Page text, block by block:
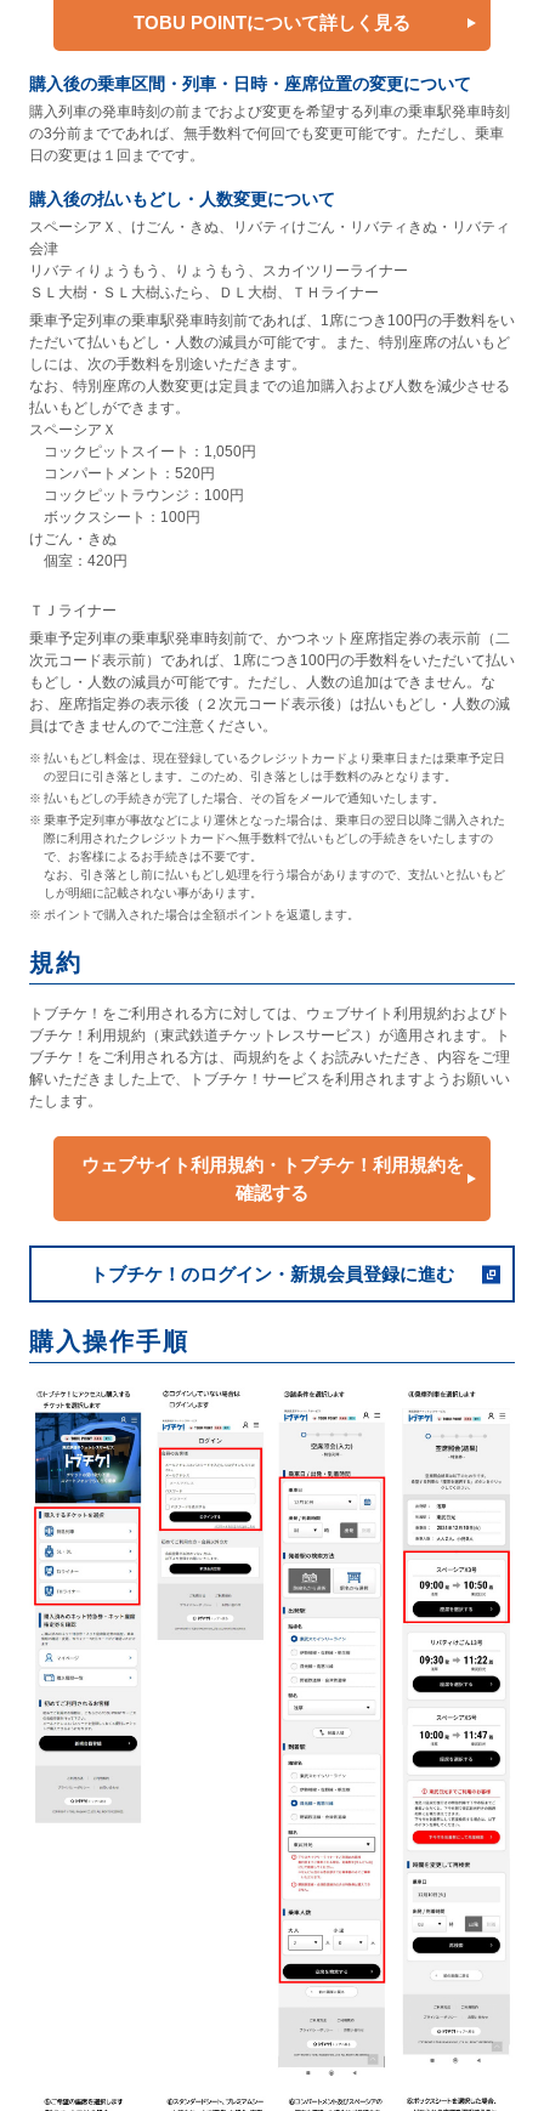
TOBU POINTについて詳しく見る
購入後の乗車区間・列車・日時・座席位置の変更について
購入列車の発車時刻の前までおよび変更を希望する列車の乗車駅発車時刻
の3分前までであれば、無手数料で何回でも変更可能です。ただし、乗車
日の変更は１回までです。
購入後の払いもどし・人数変更について
スペーシアＸ、けごん・きぬ、リバティけごん・リバティきぬ・リバティ
会津
リバティりょうもう、りょうもう、スカイツリーライナー
ＳＬ大樹・ＳＬ大樹ふたら、ＤＬ大樹、ＴＨライナー
乗車予定列車の乗車駅発車時刻前であれば、1席につき100円の手数料をい
ただいて払いもどし・人数の減員が可能です。また、特別座席の払いもど
しには、次の手数料を別途いただきます。
なお、特別座席の人数変更は定員までの追加購入および人数を減少させる
払いもどしができます。
スペーシアＸ
コックピットスイート：1,050円
コンパートメント：520円
コックピットラウンジ：100円
ボックスシート：100円
けごん・きぬ
個室：420円
ＴＪライナー
乗車予定列車の乗車駅発車時刻前で、かつネット座席指定券の表示前（二
次元コード表示前）であれば、1席につき100円の手数料をいただいて払い
もどし・人数の減員が可能です。ただし、人数の追加はできません。な
お、座席指定券の表示後（２次元コード表示後）は払いもどし・人数の減
員はできませんのでご注意ください。
払いもどし料金は、現在登録しているクレジットカードより乗車日または乗車予定日
の翌日に引き落とします。このため、引き落としは手数料のみとなります。
払いもどしの手続きが完了した場合、その旨をメールで通知いたします。
乗車予定列車が事故などにより運休となった場合は、乗車日の翌日以降ご購入された
際に利用されたクレジットカードへ無手数料で払いもどしの手続きをいたしますの
で、お客様によるお手続きは不要です。
なお、引き落とし前に払いもどし処理を行う場合がありますので、支払いと払いもど
しが明細に記載されない事があります。
ポイントで購入された場合は全額ポイントを返還します。
規約
トブチケ！をご利用される方に対しては、ウェブサイト利用規約およびト
ブチケ！利用規約（東武鉄道チケットレスサービス）が適用されます。ト
ブチケ！をご利用される方は、両規約をよくお読みいただき、内容をご理
解いただきました上で、トブチケ！サービスを利用されますようお願いい
たします。
ウェブサイト利用規約・トブチケ！利用規約を
確認する
トブチケ！のログイン・新規会員登録に進む
購入操作手順